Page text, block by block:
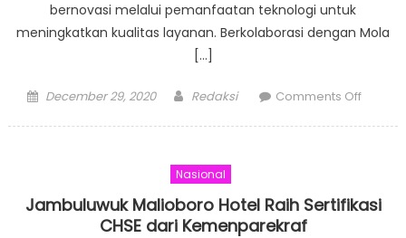
bernovasi melalui pemanfaatan teknologi untuk
meningkatkan kualitas layanan. Berkolaborasi dengan Mola
[…]
Posted
December 29, 2020 Author
Redaksi Comments Offon
Nasional
Jambuluwuk Malioboro Hotel Raih Sertifikasi
CHSE dari Kemenparekraf